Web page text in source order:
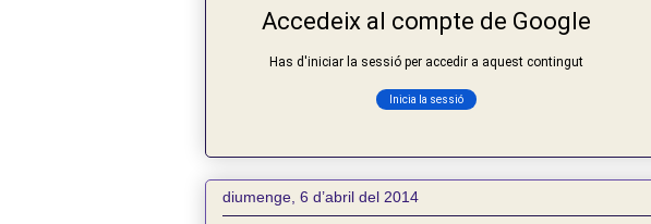
diumenge, 6 d’abril del 2014